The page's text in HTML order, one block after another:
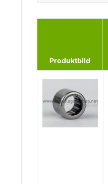
Produktbild